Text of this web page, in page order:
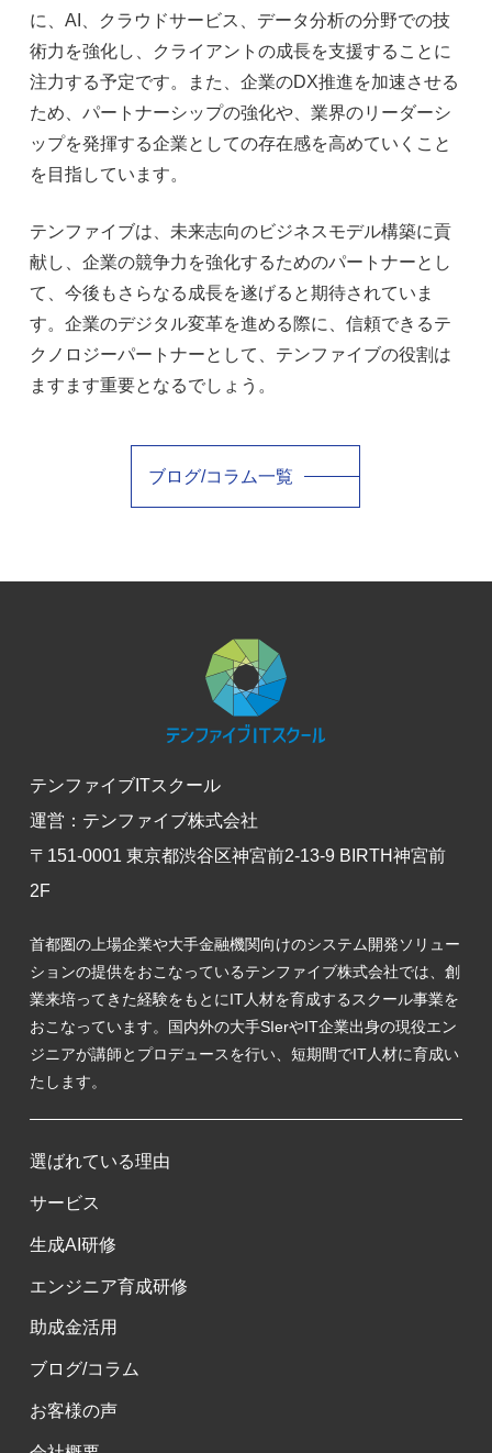
に、AI、クラウドサービス、データ分析の分野での技
術力を強化し、クライアントの成長を支援することに
注力する予定です。また、企業のDX推進を加速させる
ため、パートナーシップの強化や、業界のリーダーシ
ップを発揮する企業としての存在感を高めていくこと
を目指しています。
テンファイブは、未来志向のビジネスモデル構築に貢
献し、企業の競争力を強化するためのパートナーとし
て、今後もさらなる成長を遂げると期待されていま
す。企業のデジタル変革を進める際に、信頼できるテ
クノロジーパートナーとして、テンファイブの役割は
ますます重要となるでしょう。
ブログ/コラム一覧
テンファイブITスクール
運営：テンファイブ株式会社
〒151-0001 東京都渋谷区神宮前2-13-9 BIRTH神宮前
2F
首都圏の上場企業や大手金融機関向けのシステム開発ソリュー
ションの提供をおこなっているテンファイブ株式会社では、創
業来培ってきた経験をもとにIT人材を育成するスクール事業を
おこなっています。国内外の大手SIerやIT企業出身の現役エン
ジニアが講師とプロデュースを行い、短期間でIT人材に育成い
たします。
選ばれている理由
サービス
生成AI研修
エンジニア育成研修
助成金活用
ブログ/コラム
お客様の声